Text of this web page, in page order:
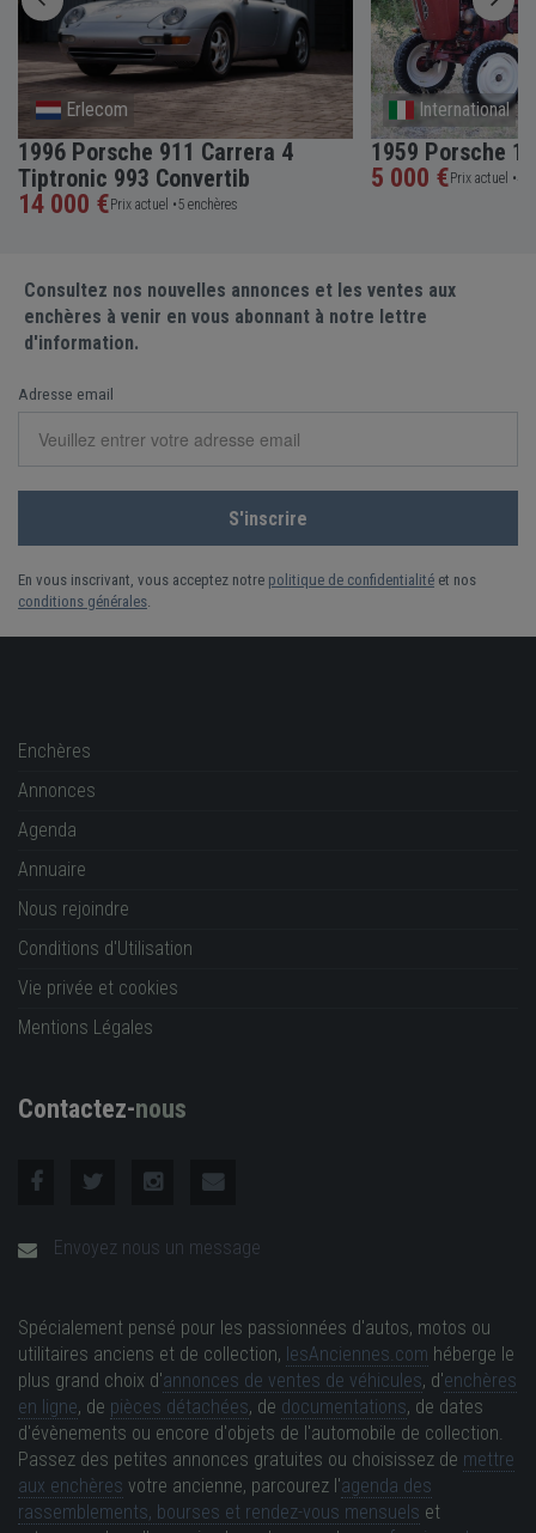
Erlecom
1996 Porsche 911 Carrera 4
Tiptronic 993 Convertib
14 000 € Prix actuel •5 enchères
International
1959 Porsche
5 000 € Prix actuel •4
Consultez nos nouvelles annonces et les ventes aux
enchères à venir en vous abonnant à notre lettre
d'information.
Adresse email
En vous inscrivant, vous acceptez notre politique de confidentialité et nos
conditions générales.
Enchères
Annonces
Agenda
Annuaire
Nous rejoindre
Conditions d'Utilisation
Vie privée et cookies
Mentions Légales
Contactez-nous
Envoyez nous un message
Spécialement pensé pour les passionnées d'autos, motos ou
utilitaires anciens et de collection, lesAnciennes.com héberge le
plus grand choix d'annonces de ventes de véhicules, d'enchères
en ligne, de pièces détachées, de documentations, de dates
d'évènements ou encore d'objets de l'automobile de collection.
Passez des petites annonces gratuites ou choisissez de mettre
aux enchères votre ancienne, parcourez l'agenda des
rassemblements, bourses et rendez-vous mensuels et